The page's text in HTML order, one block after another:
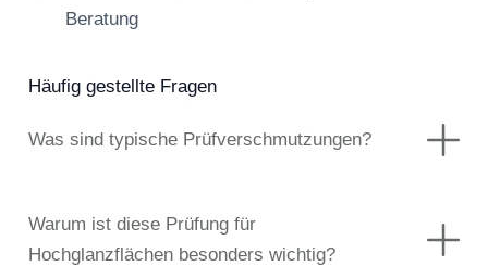
Beratung
Häufig gestellte Fragen
Was sind typische Prüfverschmutzungen?
Warum ist diese Prüfung für
Hochglanzflächen besonders wichtig?